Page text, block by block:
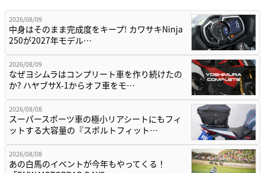
2026/08/09
中身はそのまま完成度をキープ! カワサキNinja
250が2027年モデル…
2026/08/09
なぜヨシムラはコンプリート車を作り続けたの
か? ハヤブサX-1からオフ車をモ…
2026/08/08
スーパースポーツ車の極小リアシートにもフィ
ットする大容量の『スポルトフィット…
2026/08/08
あの白馬のイベントが今年もやってくる！